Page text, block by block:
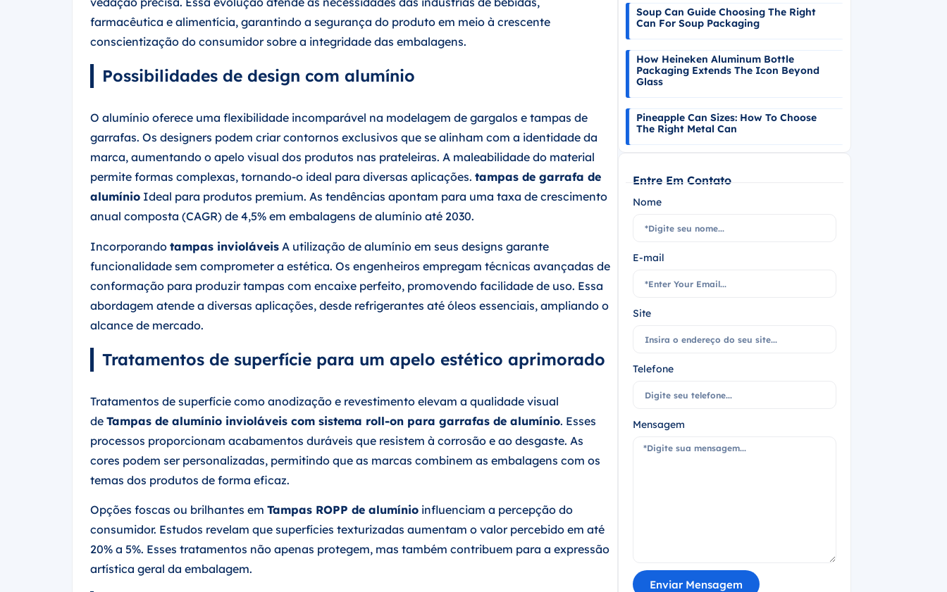
farmacêutica e alimentícia, garantindo a segurança do produto em meio à crescente
conscientização do consumidor sobre a integridade das embalagens.
Possibilidades de design com alumínio
O alumínio oferece uma flexibilidade incomparável na modelagem de gargalos e tampas de
garrafas. Os designers podem criar contornos exclusivos que se alinham com a identidade da
marca, aumentando o apelo visual dos produtos nas prateleiras. A maleabilidade do material
permite formas complexas, tornando-o ideal para diversas aplicações. tampas de garrafa de
alumínio Ideal para produtos premium. As tendências apontam para uma taxa de crescimento
anual composta (CAGR) de 4,5% em embalagens de alumínio até 2030.
Incorporando tampas invioláveis A utilização de alumínio em seus designs garante
funcionalidade sem comprometer a estética. Os engenheiros empregam técnicas avançadas de
conformação para produzir tampas com encaixe perfeito, promovendo facilidade de uso. Essa
abordagem atende a diversas aplicações, desde refrigerantes até óleos essenciais, ampliando o
alcance de mercado.
Tratamentos de superfície para um apelo estético aprimorado
Tratamentos de superfície como anodização e revestimento elevam a qualidade visual
de Tampas de alumínio invioláveis com sistema roll-on para garrafas de alumínio. Esses
processos proporcionam acabamentos duráveis que resistem à corrosão e ao desgaste. As
cores podem ser personalizadas, permitindo que as marcas combinem as embalagens com os
temas dos produtos de forma eficaz.
Opções foscas ou brilhantes em Tampas ROPP de alumínio influenciam a percepção do
consumidor. Estudos revelam que superfícies texturizadas aumentam o valor percebido em até
20% a 5%. Esses tratamentos não apenas protegem, mas também contribuem para a expressão
artística geral da embalagem.
Soup Can Guide Choosing The Right
Can For Soup Packaging
How Heineken Aluminum Bottle
Packaging Extends The Icon Beyond
Glass
Pineapple Can Sizes: How To Choose
The Right Metal Can
Entre Em Contato
Nome
E-mail
Site
Telefone
Mensagem
Enviar Mensagem